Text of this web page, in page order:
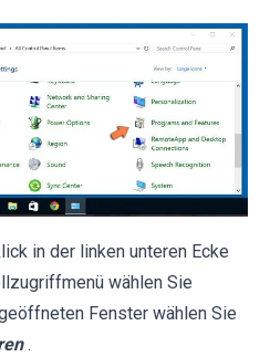
in der linken unteren Ecke
wählen Sie
Fenster wählen Sie
.